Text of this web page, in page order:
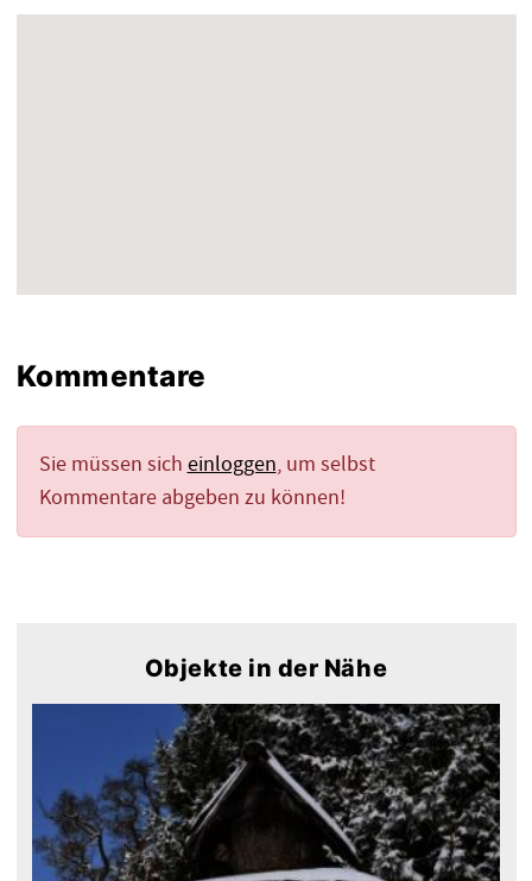
Kommentare
Sie müssen sich einloggen, um selbst
Kommentare abgeben zu können!
Objekte in der Nähe